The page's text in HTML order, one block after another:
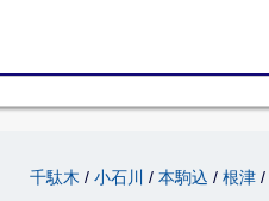
千駄木 小石川 本駒込 根津